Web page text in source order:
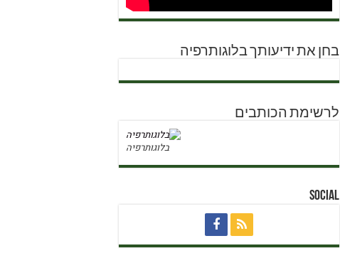
בחן את ידיעותך בלוגותרפיה
לרשימת הכותבים
בלוגותרפיה
Social